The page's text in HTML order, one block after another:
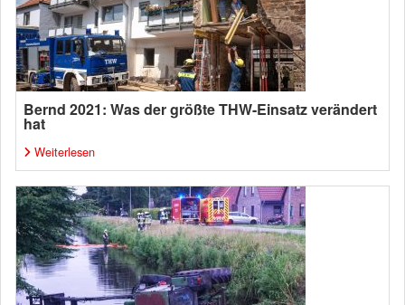
Bernd 2021: Was der größte THW-Einsatz verändert
hat
Weiterlesen